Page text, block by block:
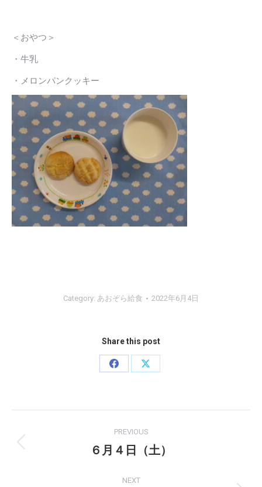
＜おやつ＞
・牛乳
・メロンパンクッキー
Category: あおぞら給食 2022年6月4日
Share this post
Share
Share
navigation
PREVIOUS
Previous
６月４日（土）
NEXT